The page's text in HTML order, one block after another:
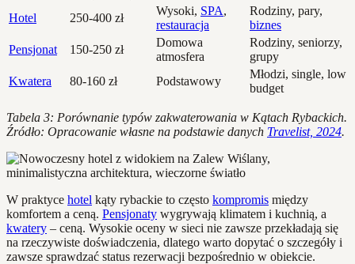
Hotel 250-400 zł
Wysoki, SPA,
restauracja
Rodziny, pary,
biznes
Pensjonat
150-250 zł
Domowa
atmosfera
Rodziny, seniorzy,
grupy
Kwatera
80-160 zł Podstawowy
Młodzi, single, low
budget
Tabela 3: Porównanie typów zakwaterowania w Kątach Rybackich.
Źródło: Opracowanie własne na podstawie danych Travelist, 2024.
W praktyce hotel kąty rybackie to często kompromis między
komfortem a ceną. Pensjonaty wygrywają klimatem i kuchnią, a
kwatery – ceną. Wysokie oceny w sieci nie zawsze przekładają się
na rzeczywiste doświadczenia, dlatego warto dopytać o szczegóły i
zawsze sprawdzać status rezerwacji bezpośrednio w obiekcie.